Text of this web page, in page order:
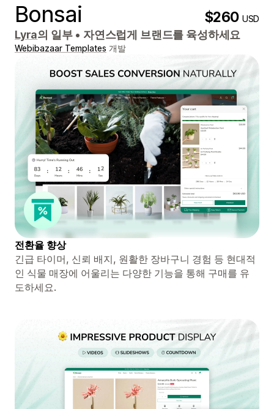
Bonsai $260USD
Lyra의 일부 • 자연스럽게 브랜드를 육성하세요
Webibazaar Templates 개발
전환율 향상
긴급 타이머, 신뢰 배지, 원활한 장바구니 경험 등 현대적
인 식물 매장에 어울리는 다양한 기능을 통해 구매를 유
도하세요.